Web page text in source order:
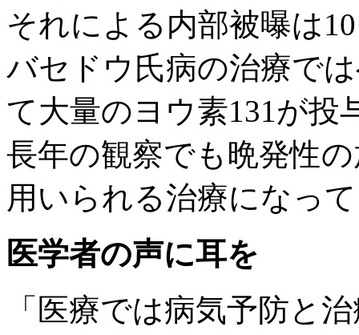
それによる内部被曝は
バセドウ氏病の治療で
て大量のヨウ素131が投
長年の観察でも晩発性
用いられる治療になっ
医学者の声に耳を
「医療では病気予防と